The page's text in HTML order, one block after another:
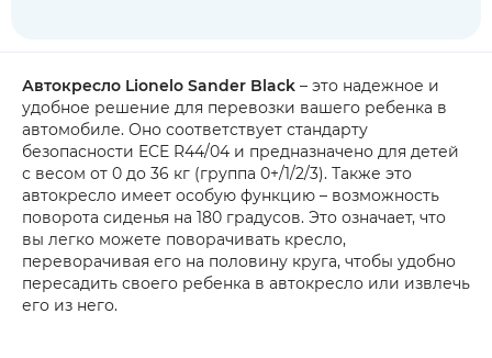
Автокресло Lionelo Sander Black – это надежное и
удобное решение для перевозки вашего ребенка в
автомобиле. Оно соответствует стандарту
безопасности ECE R44/04 и предназначено для детей
с весом от 0 до 36 кг (группа 0+/1/2/3). Также это
автокресло имеет особую функцию – возможность
поворота сиденья на 180 градусов. Это означает, что
вы легко можете поворачивать кресло,
переворачивая его на половину круга, чтобы удобно
пересадить своего ребенка в автокресло или извлечь
его из него.